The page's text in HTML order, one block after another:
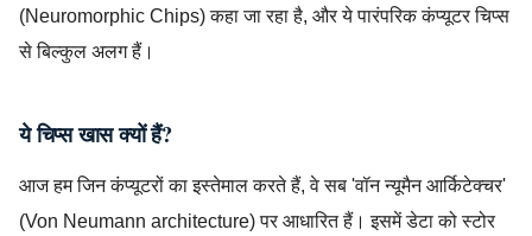
(Neuromorphic Chips) कहा जा रहा है, और ये पारंपरिक कंप्यूटर चिप्स
से बिल्कुल अलग हैं।
ये चिप्स खास क्यों हैं?
आज हम जिन कंप्यूटरों का इस्तेमाल करते हैं, वे सब 'वॉन न्यूमैन आर्किटेक्चर'
(Von Neumann architecture) पर आधारित हैं। इसमें डेटा को स्टोर